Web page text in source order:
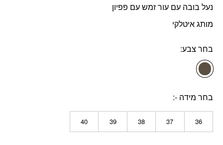
נעל בובה עם עור זמש עם פפיון
מותג איטלקי
בחר צבע
בחר מידה -
36
37
38
39
40